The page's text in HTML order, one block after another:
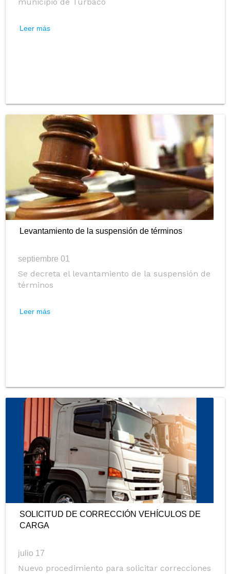
Leer más
Levantamiento de la suspensión de términos
septiembre 01
Se decreta el levantamiento de la suspensión de
términos
Leer más
SOLICITUD DE CORRECCIÓN VEHÍCULOS DE
CARGA
julio 17
Nuevo procedimiento para solicitar correcciones